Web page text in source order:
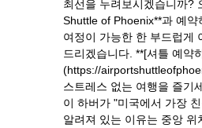
최선을 누려보시겠습니까?
Shuttle of Phoenix**과 예약
여정이 가능한 한 부드럽게
드리겠습니다. **[셔틀 예약
(https://
스트레스 없는 여행을 즐기
이 하버가 "미국에서 가장
알려져 있는 이유는 중앙 위